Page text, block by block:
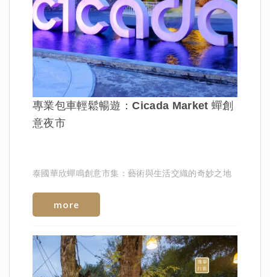
專業包車輕鬆暢遊：Cicada Market 蟬創
意夜市
泰國華欣蟬鳴創意市集：藝術與生活交織的奇妙之地
more